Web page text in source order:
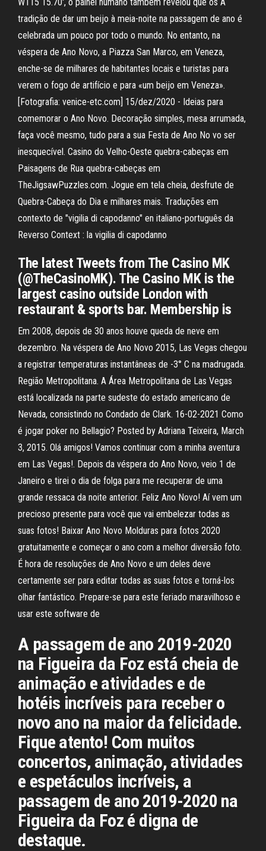
tradição de dar um beijo à meia-noite na passagem de ano é
celebrada um pouco por todo o mundo. No entanto, na
véspera de Ano Novo, a Piazza San Marco, em Veneza,
enche-se de milhares de habitantes locais e turistas para
verem o fogo de artifício e para «um beijo em Veneza».
[Fotografia: venice-etc.com] 15/dez/2020 - Ideias para
comemorar o Ano Novo. Decoração simples, mesa arrumada,
faça você mesmo, tudo para a sua Festa de Ano No vo ser
inesquecível. Casino do Velho-Oeste quebra-cabeças em
Paisagens de Rua quebra-cabeças em
TheJigsawPuzzles.com. Jogue em tela cheia, desfrute de
Quebra-Cabeça do Dia e milhares mais. Traduções em
contexto de "vigilia di capodanno" en italiano-português da
Reverso Context : la vigilia di capodanno
The latest Tweets from The Casino MK
(@TheCasinoMK). The Casino MK is the
largest casino outside London with
restaurant & sports bar. Membership is
Em 2008, depois de 30 anos houve queda de neve em
dezembro. Na véspera de Ano Novo 2015, Las Vegas chegou
a registrar temperaturas instantâneas de -3° C na madrugada.
Região Metropolitana. A Área Metropolitana de Las Vegas
está localizada na parte sudeste do estado americano de
Nevada, consistindo no Condado de Clark. 16-02-2021 Como
é jogar poker no Bellagio? Posted by Adriana Teixeira, March
3, 2015. Olá amigos! Vamos continuar com a minha aventura
em Las Vegas!. Depois da véspera do Ano Novo, veio 1 de
Janeiro e tirei o dia de folga para me recuperar de uma
grande ressaca da noite anterior. Feliz Ano Novo! Aí vem um
precioso presente para você que vai embelezar todas as
suas fotos! Baixar Ano Novo Molduras para fotos 2020
gratuitamente e começar o ano com a melhor diversão foto.
É hora de resoluções de Ano Novo e um deles deve
certamente ser para editar todas as suas fotos e torná-los
olhar fantástico. Prepare-se para este feriado maravilhoso e
usar este software de
A passagem de ano 2019-2020
na Figueira da Foz está cheia de
animação e atividades e de
hotéis incríveis para receber o
novo ano na maior da felicidade.
Fique atento! Com muitos
concertos, animação, atividades
e espetáculos incríveis, a
passagem de ano 2019-2020 na
Figueira da Foz é digna de
destaque.